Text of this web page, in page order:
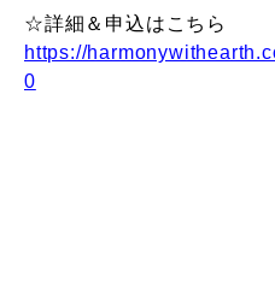
☆詳細＆申込はこちら
https://
0